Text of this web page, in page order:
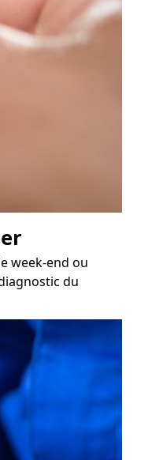
week-end ou
du